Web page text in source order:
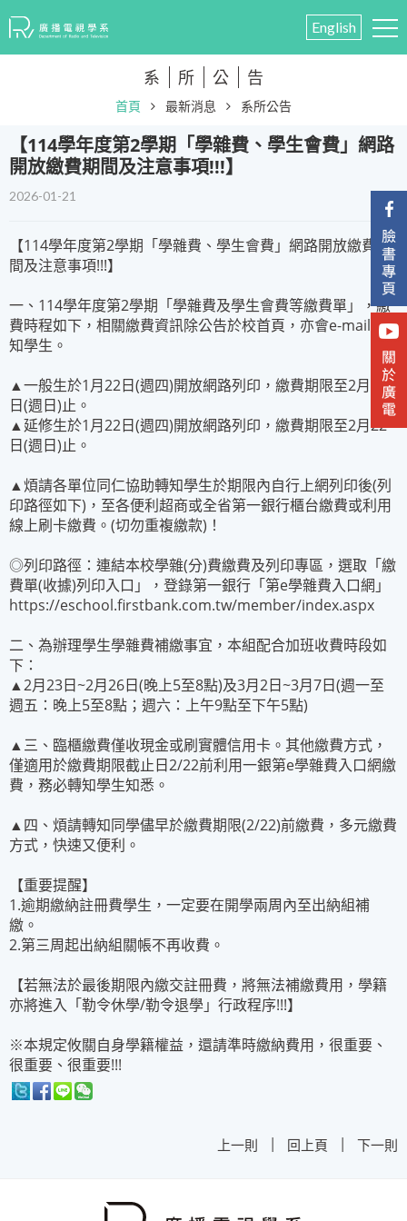
English
系 所 公 告
首頁 最新消息 系所公告
​【114學年度第2學期「學雜費、學生會費」網路
開放繳費期間及注意事項!!!】
2026-01-21
【114學年度第2學期「學雜費、學生會費」網路開放繳費期
間及注意事項!!!】
一、114學年度第2學期「學雜費及學生會費等繳費單」，繳
費時程如下，相關繳費資訊除公告於校首頁，亦會e-mail通
知學生。
▲一般生於1月22日(週四)開放網路列印，繳費期限至2月22
日(週日)止。
▲延修生於1月22日(週四)開放網路列印，繳費期限至2月22
日(週日)止。
▲煩請各單位同仁協助轉知學生於期限內自行上網列印後(列
印路徑如下)，至各便利超商或全省第一銀行櫃台繳費或利用
線上刷卡繳費。(切勿重複繳款)！
◎列印路徑：連結本校學雜(分)費繳費及列印專區，選取「繳
費單(收據)列印入口」，登錄第一銀行「第e學雜費入口網」
https://eschool.firstbank.com.tw/member/index.aspx
二、為辦理學生學雜費補繳事宜，本組配合加班收費時段如
下：
▲2月23日~2月26日(晚上5至8點)及3月2日~3月7日(週一至
週五：晚上5至8點；週六：上午9點至下午5點)
▲三、臨櫃繳費僅收現金或刷實體信用卡。其他繳費方式，
僅適用於繳費期限截止日2/22前利用一銀第e學雜費入口網繳
費，務必轉知學生知悉。
▲四、煩請轉知同學儘早於繳費期限(2/22)前繳費，多元繳費
方式，快速又便利。
【重要提醒】
1.逾期繳納註冊費學生，一定要在開學兩周內至出納組補
繳。
2.第三周起出納組關帳不再收費。
【若無法於最後期限內繳交註冊費，將無法補繳費用，學籍
亦將進入「勒令休學/勒令退學」行政程序!!!】
※本規定攸關自身學籍權益，還請準時繳納費用，很重要、
很重要、很重要!!!
上一則 | 回上頁 | 下一則